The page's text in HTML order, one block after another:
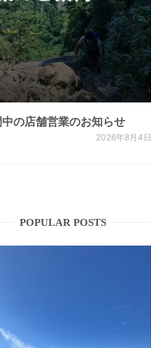
の店舗営業のお知らせ
2026年8月4日
POPULAR POSTS